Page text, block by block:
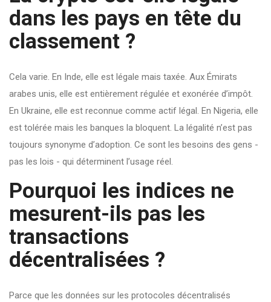
dans les pays en tête du
classement ?
Cela varie. En Inde, elle est légale mais taxée. Aux Émirats
arabes unis, elle est entièrement régulée et exonérée d’impôt.
En Ukraine, elle est reconnue comme actif légal. En Nigeria, elle
est tolérée mais les banques la bloquent. La légalité n’est pas
toujours synonyme d’adoption. Ce sont les besoins des gens -
pas les lois - qui déterminent l’usage réel.
Pourquoi les indices ne
mesurent-ils pas les
transactions
décentralisées ?
Parce que les données sur les protocoles décentralisés